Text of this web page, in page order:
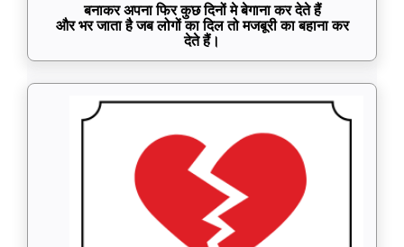
बनाकर अपना फिर कुछ दिनों मे बेगाना कर देते हैं
और भर जाता है जब लोगों का दिल तो मजबूरी का बहाना कर
देते हैं।